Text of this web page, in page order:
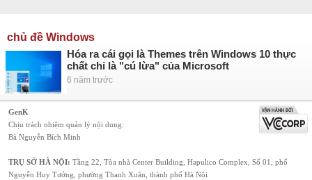
chủ đề Windows
Hóa ra cái gọi là Themes trên Windows 10 thực
chất chỉ là "cú lừa" của Microsoft
6 năm trước
GenK
Chịu trách nhiệm quản lý nội dung:
Bà Nguyễn Bích Minh
TRỤ SỞ HÀ NỘI: Tầng 22, Tòa nhà Center Building, Hapulico Complex, Số 01, phố
Nguyễn Huy Tưởng, phường Thanh Xuân, thành phố Hà Nội